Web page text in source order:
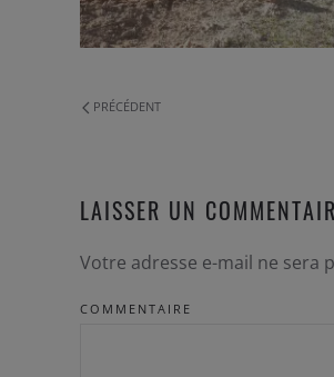
PRÉCÉDENT
LAISSER UN
Votre adresse e-mail ne sera
COMMENTAIRE